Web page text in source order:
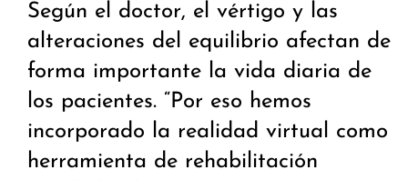
Según el doctor, el vértigo y las
alteraciones del equilibrio afectan de
forma importante la vida diaria de
los pacientes. “Por eso hemos
incorporado la realidad virtual como
herramienta de rehabilitación